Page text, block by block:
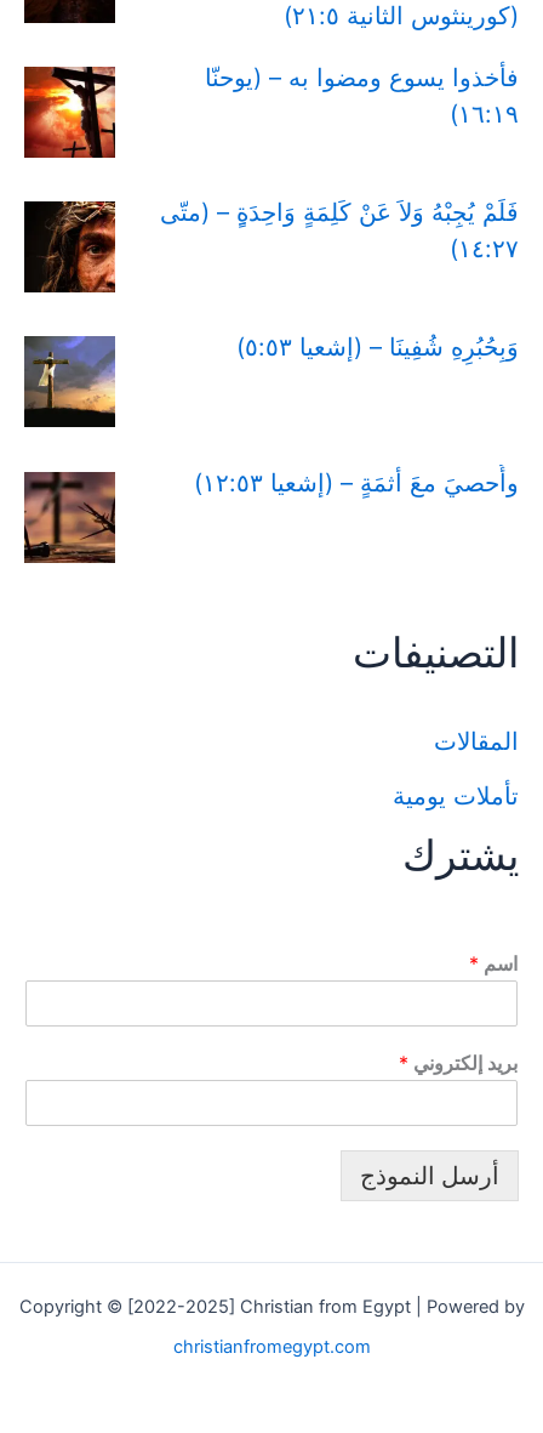
(كورينثوس الثانية ٢١:٥)
فأخذوا يسوع ومضوا به – (يوحنّا
١٦:١٩)
فَلَمْ يُجِبْهُ وَلاَ عَنْ كَلِمَةٍ وَاحِدَةٍِ – (متّى
١٤:٢٧)
وَبِحُبُرِهِ شُفِينَا – (إشعيا ٥:٥٣)
وأُحصيَ معَ أثمَةٍ – (إشعيا ١٢:٥٣)
التصنيفات
المقالات
تأملات يومية
يشترك
اسم*
بريد إلكتروني *
أرسل النموذج
Copyright © [2022-2025] Christian from Egypt | Powered by
christianfromegypt.com